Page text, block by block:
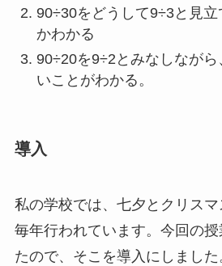
90÷30をどうして9÷3と見
かわかる
90÷20を9÷2とみなしなが
いことがわかる。
導入
私の学校では、七夕とクリス
毎年行われています。今回の
たので、そこを導入にしました